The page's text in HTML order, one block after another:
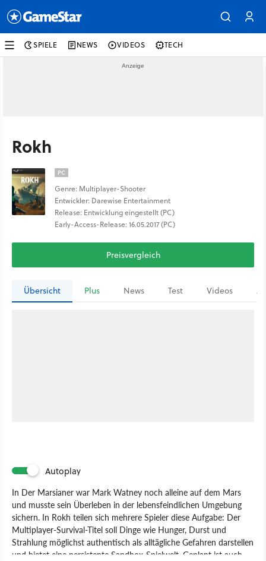
SPIELE NEWS VIDEOS TECH
Rokh
PC
Genre: Multiplayer-Shooter
Entwickler: Darewise Entertainment
Release: Entwicklung eingestellt (PC)
Early-Access-Release: 16.05.2017 (PC)
Preisvergleich
Übersicht Plus News Test Videos
Autoplay
In Der Marsianer war Mark Watney noch alleine auf dem Mars
und musste sein Überleben in der lebensfeindlichen Umgebung
sichern. In Rokh teilen sich mehrere Spieler diese Aufgabe: Der
Multiplayer-Survival-Titel soll Dinge wie Hunger, Durst und
Strahlung möglichst authentisch als alltägliche Gefahren darstellen
und bietet eine persistente Sandbox-Spielwelt. Geplant ist auch